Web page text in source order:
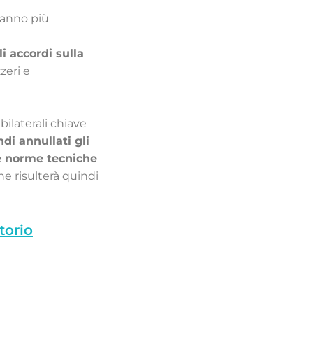
più
accordi sulla
e
chiave
annullati gli
norme tecniche
risulterà quindi